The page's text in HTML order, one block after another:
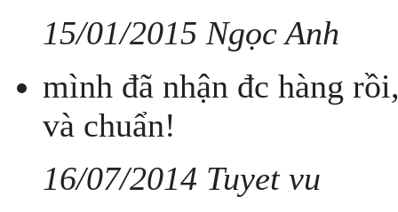
15/01/2015 Ngọc Anh
mình đã nhận đc hàng
và chuẩn!
16/07/2014 Tuyet vu